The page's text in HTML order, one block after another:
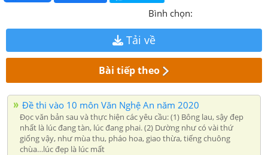
Bình chọn:
Tải về
Bài tiếp theo
Đề thi vào 10 môn Văn Nghệ An năm 2020
Đọc văn bản sau và thực hiện các yêu cầu: (1) Bông lau, sậy đẹp
nhất là lúc đang tàn, lúc đang phai. (2) Dường như có vài thứ
giống vậy, như mùa thu, pháo hoa, giao thừa, tiếng chuông
chùa…lúc đẹp là lúc mất